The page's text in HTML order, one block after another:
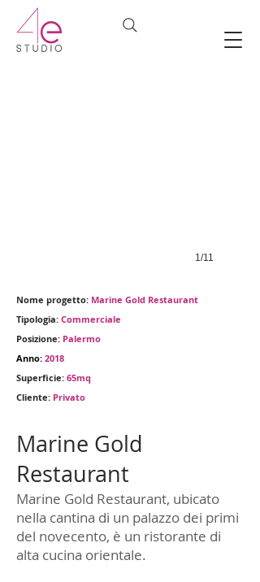
Nome progetto: Marine Gold Restaurant
Tipologia: Commerciale
Posizione: Palermo
Anno: 2018
Superficie: 65mq
Cliente: Privato
1/11
Marine Gold
Restaurant
Marine Gold Restaurant, ubicato
nella cantina di un palazzo dei primi
del novecento, è un ristorante di
alta cucina orientale.